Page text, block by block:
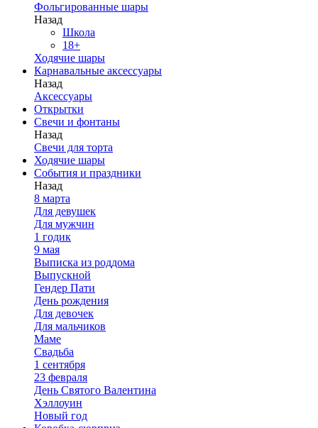
Фольгированные шары
Назад
Школа
18+
Ходячие шары
Карнавальные аксессуары
Назад
Аксессуары
Открытки
Свечи и фонтаны
Назад
Свечи для торта
Ходячие шары
События и праздники
Назад
8 марта
Для девушек
Для мужчин
1 годик
9 мая
Выписка из роддома
Выпускной
Гендер Пати
День рождения
Для девочек
Для мальчиков
Маме
Свадьба
1 сентября
23 февраля
День Святого Валентина
Хэллоуин
Новый год